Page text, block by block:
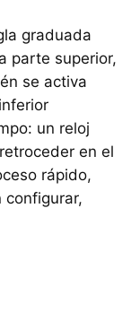
graduada
parte superior,
se activa
un reloj
en el
rápido,
configurar,